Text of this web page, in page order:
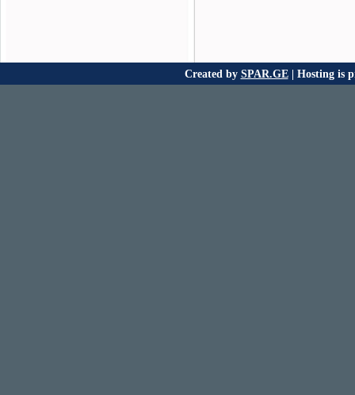
Created by SPAR.GE| Hosting is